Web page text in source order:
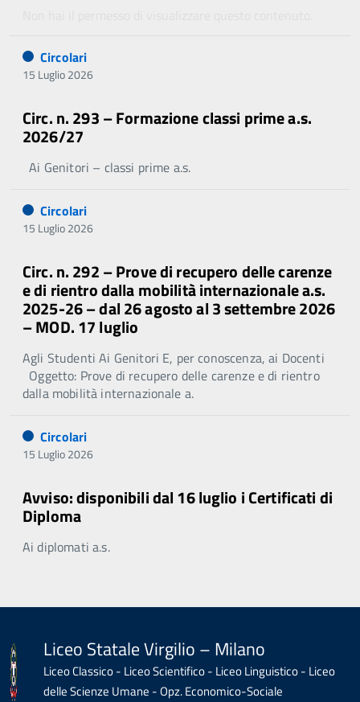
Circolari
15 Luglio 2026
Circ. n. 293 – Formazione classi prime a.s.
2026/27
Ai Genitori – classi prime a.s.
Circolari
15 Luglio 2026
Circ. n. 292 – Prove di recupero delle carenze
e di rientro dalla mobilità internazionale a.s.
2025-26 – dal 26 agosto al 3 settembre 2026
– MOD. 17 luglio
Agli Studenti Ai Genitori E, per conoscenza, ai Docenti
Oggetto: Prove di recupero delle carenze e di rientro
dalla mobilità internazionale a.
Circolari
15 Luglio 2026
Avviso: disponibili dal 16 luglio i Certificati di
Diploma
Ai diplomati a.s.
Liceo Statale Virgilio – Milano
Liceo Classico - Liceo Scientifico - Liceo Linguistico - Liceo
delle Scienze Umane - Opz. Economico-Sociale